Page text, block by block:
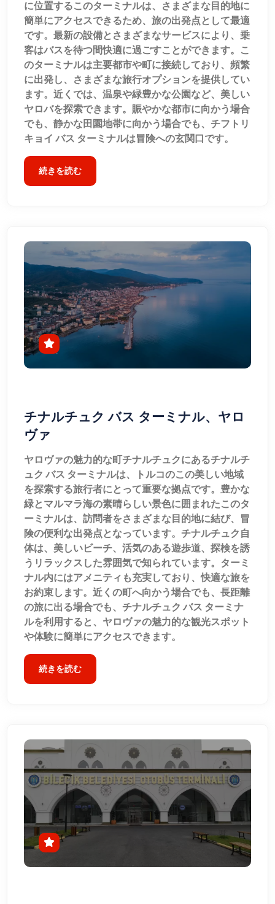
に位置するこのターミナルは、さまざまな目的地に
簡単にアクセスできるため、旅の出発点として最適
です。最新の設備とさまざまなサービスにより、乗
客はバスを待つ間快適に過ごすことができます。こ
のターミナルは主要都市や町に接続しており、頻繁
に出発し、さまざまな旅行オプションを提供してい
ます。近くでは、温泉や緑豊かな公園など、美しい
ヤロバを探索できます。賑やかな都市に向かう場合
でも、静かな田園地帯に向かう場合でも、チフトリ
キョイ バス ターミナルは冒険への玄関口です。
続きを読む
チナルチュク バス ターミナル、ヤロ
ヴァ
ヤロヴァの魅力的な町チナルチュクにあるチナルチ
ュク バス ターミナルは、トルコのこの美しい地域
を探索する旅行者にとって重要な拠点です。豊かな
緑とマルマラ海の素晴らしい景色に囲まれたこのタ
ーミナルは、訪問者をさまざまな目的地に結び、冒
険の便利な出発点となっています。チナルチュク自
体は、美しいビーチ、活気のある遊歩道、探検を誘
うリラックスした雰囲気で知られています。ターミ
ナル内にはアメニティも充実しており、快適な旅を
お約束します。近くの町へ向かう場合でも、長距離
の旅に出る場合でも、チナルチュク バス ターミナ
ルを利用すると、ヤロヴァの魅力的な観光スポット
や体験に簡単にアクセスできます。
続きを読む